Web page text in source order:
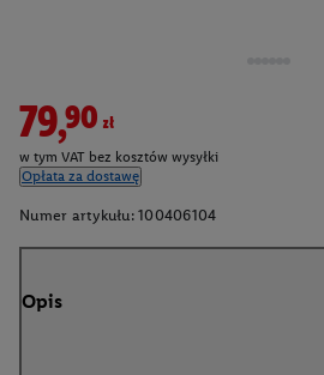
79,90zł
w tym VAT bez kosztów wysyłki
Opłata za dostawę
Numer artykułu: 100406104
Opis